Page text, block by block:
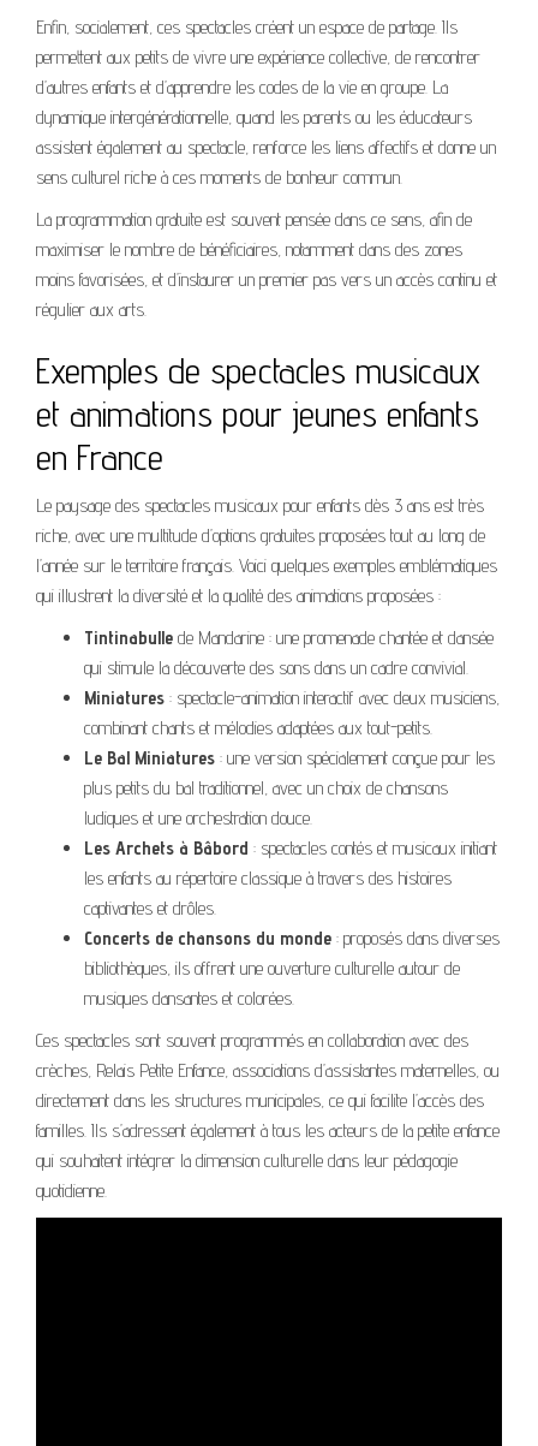
Enfin, socialement, ces spectacles créent un espace de partage. Ils
permettent aux petits de vivre une expérience collective, de rencontrer
d’autres enfants et d’apprendre les codes de la vie en groupe. La
dynamique intergénérationnelle, quand les parents ou les éducateurs
assistent également au spectacle, renforce les liens affectifs et donne un
sens culturel riche à ces moments de bonheur commun.
La programmation gratuite est souvent pensée dans ce sens, afin de
maximiser le nombre de bénéficiaires, notamment dans des zones
moins favorisées, et d’instaurer un premier pas vers un accès continu et
régulier aux arts.
Exemples de spectacles musicaux
et animations pour jeunes enfants
en France
Le paysage des spectacles musicaux pour enfants dès 3 ans est très
riche, avec une multitude d’options gratuites proposées tout au long de
l’année sur le territoire français. Voici quelques exemples emblématiques
qui illustrent la diversité et la qualité des animations proposées :
Tintinabulle de Mandarine : une promenade chantée et dansée
qui stimule la découverte des sons dans un cadre convivial.
Miniatures : spectacle-animation interactif avec deux musiciens,
combinant chants et mélodies adaptées aux tout-petits.
Le Bal Miniatures : une version spécialement conçue pour les
plus petits du bal traditionnel, avec un choix de chansons
ludiques et une orchestration douce.
Les Archets à Bâbord : spectacles contés et musicaux initiant
les enfants au répertoire classique à travers des histoires
captivantes et drôles.
Concerts de chansons du monde : proposés dans diverses
bibliothèques, ils offrent une ouverture culturelle autour de
musiques dansantes et colorées.
Ces spectacles sont souvent programmés en collaboration avec des
crèches, Relais Petite Enfance, associations d’assistantes maternelles, ou
directement dans les structures municipales, ce qui facilite l’accès des
familles. Ils s’adressent également à tous les acteurs de la petite enfance
qui souhaitent intégrer la dimension culturelle dans leur pédagogie
quotidienne.